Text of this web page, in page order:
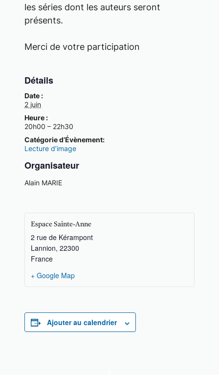
les séries dont les auteurs seront
présents.
Merci de votre participation
Détails
Date :
2 juin
Heure :
20h00 – 22h30
Catégorie d’Évènement:
Lecture d’image
Organisateur
Alain MARIE
Espace Sainte-Anne
2 rue de Kérampont
Lannion, 22300
France
+ Google Map
Ajouter au calendrier